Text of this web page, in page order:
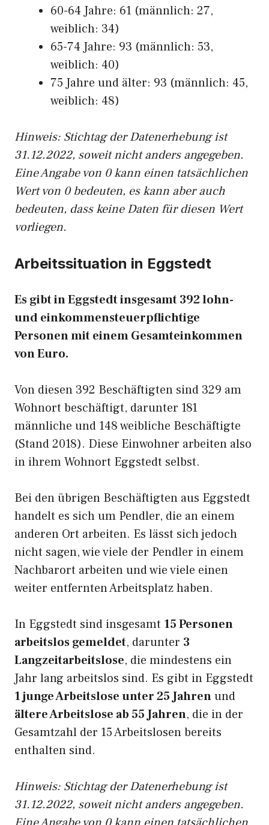
60-64 Jahre: 61 (männlich: 27,
weiblich: 34)
65-74 Jahre: 93 (männlich: 53,
weiblich: 40)
75 Jahre und älter: 93 (männlich: 45,
weiblich: 48)
Hinweis: Stichtag der Datenerhebung ist
31.12.2022, soweit nicht anders angegeben.
Eine Angabe von 0 kann einen tatsächlichen
Wert von 0 bedeuten, es kann aber auch
bedeuten, dass keine Daten für diesen Wert
vorliegen.
Arbeitssituation in Eggstedt
Es gibt in Eggstedt insgesamt 392 lohn-
und einkommensteuerpflichtige
Personen mit einem Gesamteinkommen
von Euro.
Von diesen 392 Beschäftigten sind 329 am
Wohnort beschäftigt, darunter 181
männliche und 148 weibliche Beschäftigte
(Stand 2018). Diese Einwohner arbeiten also
in ihrem Wohnort Eggstedt selbst.
Bei den übrigen Beschäftigten aus Eggstedt
handelt es sich um Pendler, die an einem
anderen Ort arbeiten. Es lässt sich jedoch
nicht sagen, wie viele der Pendler in einem
Nachbarort arbeiten und wie viele einen
weiter entfernten Arbeitsplatz haben.
In Eggstedt sind insgesamt 15 Personen
arbeitslos gemeldet, darunter 3
Langzeitarbeitslose, die mindestens ein
Jahr lang arbeitslos sind. Es gibt in Eggstedt
1 junge Arbeitslose unter 25 Jahrenund
ältere Arbeitslose ab 55 Jahren, die in der
Gesamtzahl der 15 Arbeitslosen bereits
enthalten sind.
Hinweis: Stichtag der Datenerhebung ist
31.12.2022, soweit nicht anders angegeben.